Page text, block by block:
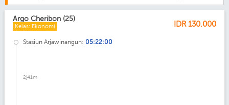
Argo Cheribon (25)
Kelas: Ekonomi IDR 130.000
Stasiun Arjawinangun: 05:22:00
2j41m